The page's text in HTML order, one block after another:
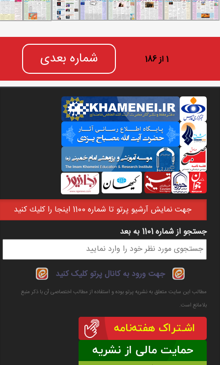
1 از 186 شماره بعدی
جهت نمايش آرشيو پرتو تا شماره 1100 اينجا را كليك كنيد
فرم جستجو
جستجو از شماره 1101 به بعد
جهت ورود به کانال پرتو کلیک کنید
مطالب این سایت متعلق به نشریه پرتو بوده و استفاده از مطالب اختصاصی آن با ذکر منبع
بلامانع است.